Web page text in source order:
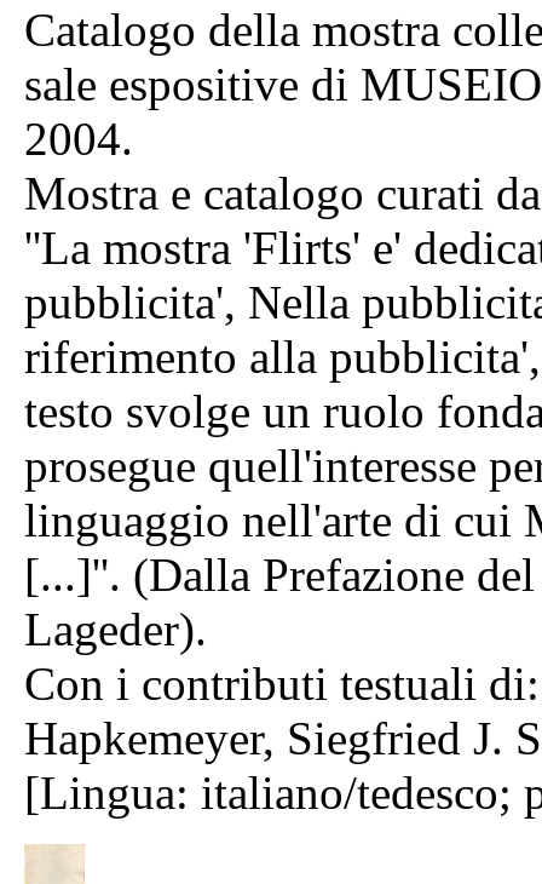
Catalogo della mostra
sale espositive di
2004.
Mostra e catalogo curati
''La mostra 'Flirts' e'
pubblicita', Nella
riferimento alla
testo svolge un ruolo
prosegue quell'interesse
linguaggio nell'arte di cui
[...]''. (Dalla Prefazione
Lageder).
Con i contributi testuali
Hapkemeyer, Siegfried J.
[Lingua: italiano/tedesco;